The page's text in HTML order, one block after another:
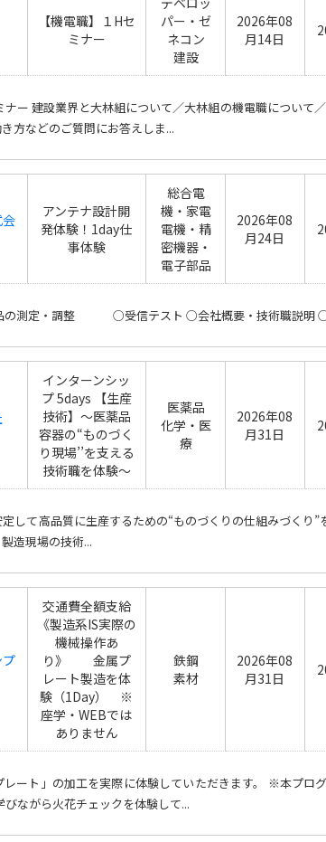
【機電職】１Hセ
ミナー
パー・ゼ
ネコン
建設
2026年08
月14日
ー 建設業界と大林組について／大林組の機電職について
方などのご質問にお答えしま...
アンテナ設計開
発体験！1day仕
事体験
総合電
機・家電
電機・精
密機器・
電子部品
2026年08
月24日
の測定・調整 ○受信テスト ○会社概要・技術職説明 ○
インターンシッ
プ 5days 【生産
技術】〜医薬品
容器の“ものづく
り現場’’を支える
技術職を体験〜
医薬品
化学・医
療
2026年08
月31日
して高品質に生産するための“ものづくりの仕組みづくり
造現場の技術...
交通費全額支給
《製造系IS実際の
機械操作あ
り》 金属プ
レート製造を体
験（1Day） ※
座学・WEBでは
ありません
鉄鋼
素材
2026年08
月31日
レート」の加工を実際に体験していただきます。 ※本プロ
ながら火花チェックを体験して...